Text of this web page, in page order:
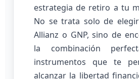
estrategia de retiro a tu
No se trata solo de
Allianz o GNP, sino de
la combinación
instrumentos que te
alcanzar la libertad